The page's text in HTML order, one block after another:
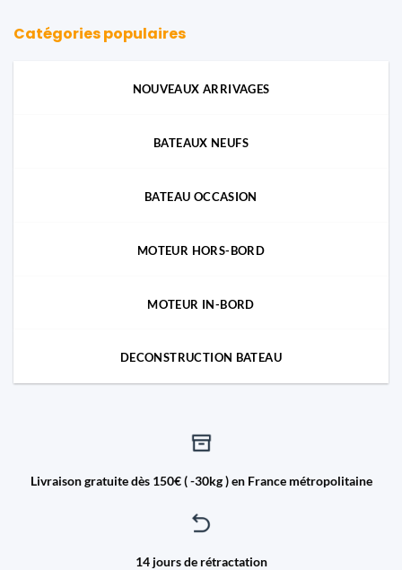
Catégories populaires
NOUVEAUX ARRIVAGES
BATEAUX NEUFS
BATEAU OCCASION
MOTEUR HORS-BORD
MOTEUR IN-BORD
DECONSTRUCTION BATEAU
Livraison gratuite dès 150€ ( -30kg ) en France métropolitaine
14 jours de rétractation